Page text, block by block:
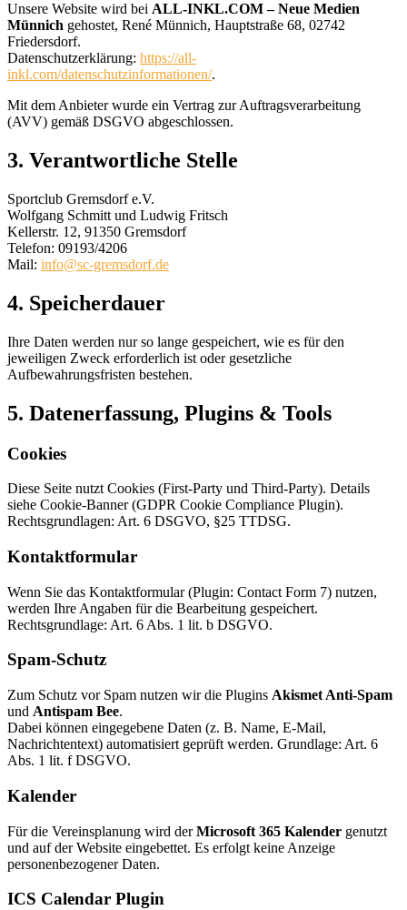
Unsere Website wird bei ALL-INKL.COM – Neue Medien
Münnich gehostet, René Münnich, Hauptstraße 68, 02742
Friedersdorf.
Datenschutzerklärung: https://all-
inkl.com/datenschutzinformationen/.
Mit dem Anbieter wurde ein Vertrag zur Auftragsverarbeitung
(AVV) gemäß DSGVO abgeschlossen.
3. Verantwortliche Stelle
Sportclub Gremsdorf e.V.
Wolfgang Schmitt und Ludwig Fritsch
Kellerstr. 12, 91350 Gremsdorf
Telefon: 09193/4206
Mail: info@sc-gremsdorf.de
4. Speicherdauer
Ihre Daten werden nur so lange gespeichert, wie es für den
jeweiligen Zweck erforderlich ist oder gesetzliche
Aufbewahrungsfristen bestehen.
5. Datenerfassung, Plugins & Tools
Cookies
Diese Seite nutzt Cookies (First-Party und Third-Party). Details
siehe Cookie-Banner (GDPR Cookie Compliance Plugin).
Rechtsgrundlagen: Art. 6 DSGVO, §25 TTDSG.
Kontaktformular
Wenn Sie das Kontaktformular (Plugin: Contact Form 7) nutzen,
werden Ihre Angaben für die Bearbeitung gespeichert.
Rechtsgrundlage: Art. 6 Abs. 1 lit. b DSGVO.
Spam-Schutz
Zum Schutz vor Spam nutzen wir die Plugins Akismet Anti-Spam
und Antispam Bee.
Dabei können eingegebene Daten (z. B. Name, E-Mail,
Nachrichtentext) automatisiert geprüft werden. Grundlage: Art. 6
Abs. 1 lit. f DSGVO.
Kalender
Für die Vereinsplanung wird derMicrosoft 365 Kalender genutzt
und auf der Website eingebettet. Es erfolgt keine Anzeige
personenbezogener Daten.
ICS Calendar Plugin